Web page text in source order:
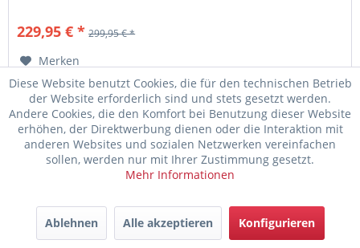
229,95 € * 299,95 € *
Merken
Diese Website benutzt Cookies, die für den technischen Betrieb
der Website erforderlich sind und stets gesetzt werden.
Andere Cookies, die den Komfort bei Benutzung dieser Website
erhöhen, der Direktwerbung dienen oder die Interaktion mit
anderen Websites und sozialen Netzwerken vereinfachen
sollen, werden nur mit Ihrer Zustimmung gesetzt.
Mehr Informationen
Ablehnen Alle akzeptieren Konfigurieren